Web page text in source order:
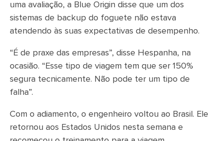
uma avaliação, a Blue Origin disse que um dos
sistemas de backup do foguete não estava
atendendo às suas expectativas de desempenho.
“É de praxe das empresas”, disse Hespanha, na
ocasião. “Esse tipo de viagem tem que ser 150%
segura tecnicamente. Não pode ter um tipo de
falha”.
Com o adiamento, o engenheiro voltou ao Brasil. Ele
retornou aos Estados Unidos nesta semana e